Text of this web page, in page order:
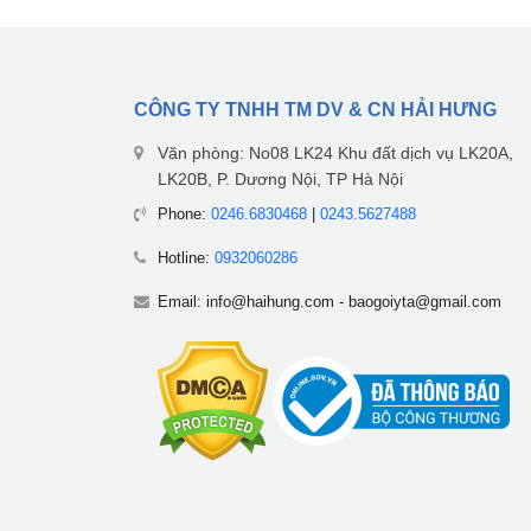
CÔNG TY TNHH TM DV & CN HẢI HƯNG
Văn phòng: No08 LK24 Khu đất dịch vụ LK20A,
LK20B, P. Dương Nội, TP Hà Nội
Phone: 0246.6830468| 0243.5627488
Hotline: 0932060286
Email: info@haihung.com - baogoiyta@gmail.com